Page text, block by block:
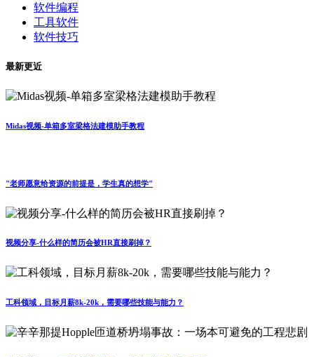
软件编程
工具软件
软件技巧
最新更近
Midas视频-单箱多室梁格法建模助手教程
"老师愿意给资源的前提是，学生真的想学"
视频分享-什么样的简历会被HR直接刷掉？
工科领域，目标月薪8k-20k，需要哪些技能与能力？